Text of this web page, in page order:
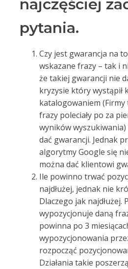
najczęściej
pytania.
Czy jest gwarancja na
wskazane frazy – tak i
że takiej gwarancji nie
kryzysie który wystąpił
katalogowaniem
frazy poleciały po za
wyników
dać gwarancji. Jednak
algorytmy Google się
można dać klientowi
Ile powinno trwać
najdłużej, jednak nie
Dlaczego jak najdłużej.
wypozycjonuje daną
powinna po 3
wypozycjonowania
rozpocząć
Działania takie